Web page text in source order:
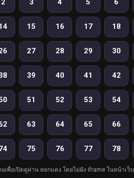
2 3 4 5 6
15 16 17 18
27 28 29 30
39 40 41 42
51 52 53 54
63 64 65 66
75 76 77 78
เพื่อเปิดดูผ่าน หยกแดง โดยไม่ฝัง iframe ในหน้าเว็บ